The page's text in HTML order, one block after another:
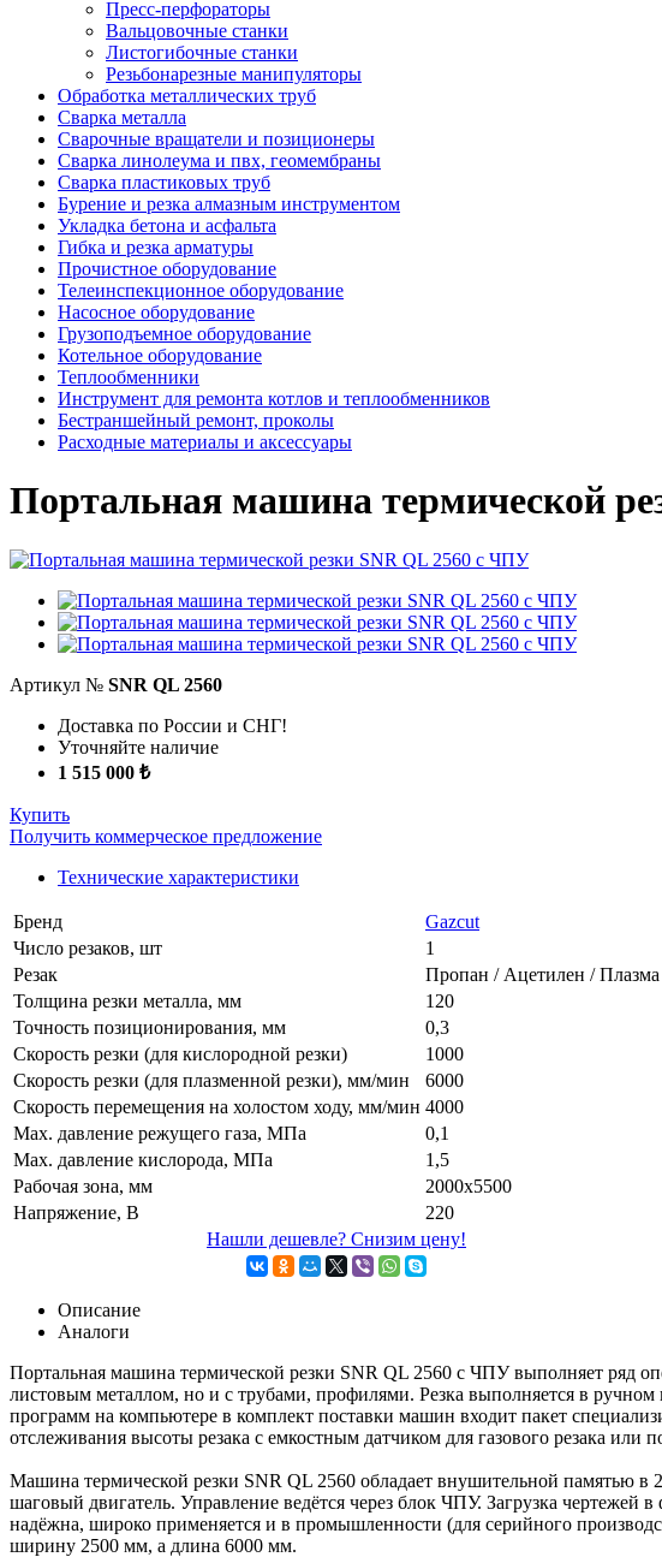
Пресс-перфораторы
Вальцовочные станки
Листогибочные станки
Резьбонарезные манипуляторы
Обработка металлических труб
Сварка металла
Сварочные вращатели и позиционеры
Сварка линолеума и пвх, геомембраны
Сварка пластиковых труб
Бурение и резка алмазным инструментом
Укладка бетона и асфальта
Гибка и резка арматуры
Прочистное оборудование
Телеинспекционное оборудование
Насосное оборудование
Грузоподъемное оборудование
Котельное оборудование
Теплообменники
Инструмент для ремонта котлов и теплообменников
Бестраншейный ремонт, проколы
Расходные материалы и аксессуары
Портальная машина термической
Артикул № SNR QL 2560
Доставка по России и СНГ!
Уточняйте наличие
1 515 000 ₺
Купить
Получить коммерческое предложение
Технические характеристики
Бренд
Gazcut
Число резаков, шт
1
Резак
Пропан / Ацетилен / Плазма
Толщина резки металла, мм
120
Точность позиционирования, мм
0,3
Скорость резки (для кислородной резки)
1000
Скорость резки (для плазменной резки), мм/мин
6000
Скорость перемещения на холостом ходу, мм/мин 4000
Мах. давление режущего газа, МПа
0,1
Мах. давление кислорода, МПа
1,5
Рабочая зона, мм
2000x5500
Напряжение, В
220
Нашли дешевле? Снизим цену!
Описание
Аналоги
Портальная машина термической резки SNR QL 2560 с ЧПУ выполняет ряд
листовым металлом, но и с трубами, профилями. Резка выполняется в
программ на компьютере в комплект поставки машин входит пакет
отслеживания высоты резака с емкостным датчиком для газового резака или
Машина термической резки SNR QL 2560 обладает внушительной
шаговый двигатель. Управление ведётся через блок ЧПУ. Загрузка
надёжна, широко применяется и в промышленности (для серийного
ширину 2500 мм, а длина 6000 мм.